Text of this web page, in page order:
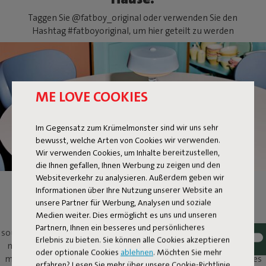
ME LOVE COOKIES
Im Gegensatz zum Krümelmonster sind wir uns sehr
bewusst, welche Arten von Cookies wir verwenden.
Wir verwenden Cookies, um Inhalte bereitzustellen,
die Ihnen gefallen, Ihnen Werbung zu zeigen und den
Websiteverkehr zu analysieren. Außerdem geben wir
Informationen über Ihre Nutzung unserer Website an
unsere Partner für Werbung, Analysen und soziale
Medien weiter. Dies ermöglicht es uns und unseren
Partnern, Ihnen ein besseres und persönlicheres
Erlebnis zu bieten. Sie können alle Cookies akzeptieren
oder optionale Cookies ablehnen. Möchten Sie mehr
Taggen Sie @fatboy_original oder verwenden Sie den
Hashtag #fatboyoriginal, um hier geteilt zu werden
BELLBOY
Ding dong! Hier ist Bellboy. Sein freundliches Wesen und sein
souveränes Design heben diese klassische Tischlampe auf ein ganz
neues Level. Das 5-Sterne-Design und der freundliche Charakter
machen ihn zu einer willkommenen Erscheinung in und um jedes